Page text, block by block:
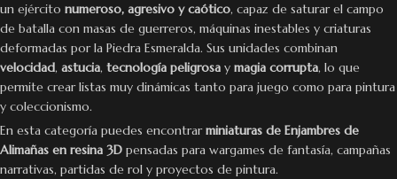
un ejército numeroso, agresivo y caótico, capaz de saturar el campo
de batalla con masas de guerreros, máquinas inestables y criaturas
deformadas por la Piedra Esmeralda. Sus unidades combinan
velocidad, astucia, tecnología peligrosa y magia corrupta, lo que
permite crear listas muy dinámicas tanto para juego como para pintura
y coleccionismo.
En esta categoría puedes encontrarminiaturas de Enjambres de
Alimañas en resina 3D pensadas para wargames de fantasía, campañas
narrativas, partidas de rol y proyectos de pintura.